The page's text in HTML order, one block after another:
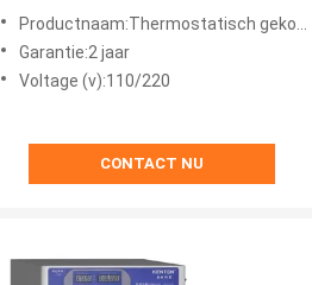
Thermostatische Koelincubator
Automatische Biologische
Productnaam:Thermostatisch gekoelde incubator
Garantie:2 jaar
Voltage (v):110/220
CONTACT NU